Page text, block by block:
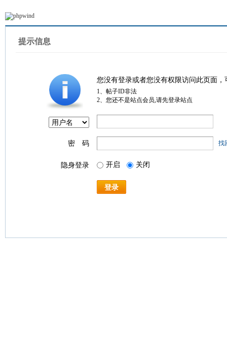
提示信息
您没有登录或者您没有权限访问此页面
1、帖子ID非法
2、您还不是站点会员,请先登录站点
密 码 找
隐身登录 开启 关闭
登录